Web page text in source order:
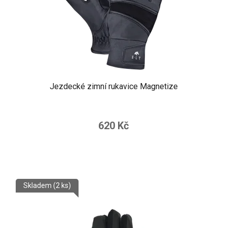
Jezdecké zimní rukavice Magnetize
620 Kč
Skladem (2 ks)